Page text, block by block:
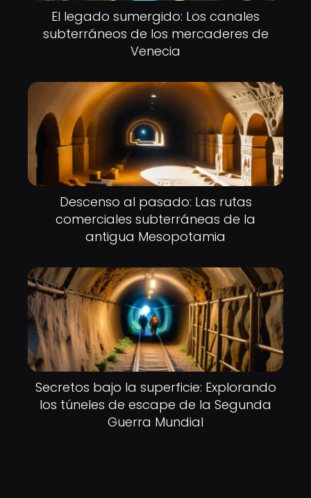
El legado sumergido: Los canales
subterráneos de los mercaderes de
Venecia
Descenso al pasado: Las rutas
comerciales subterráneas de la
antigua Mesopotamia
Secretos bajo la superficie: Explorando
los túneles de escape de la Segunda
Guerra Mundial